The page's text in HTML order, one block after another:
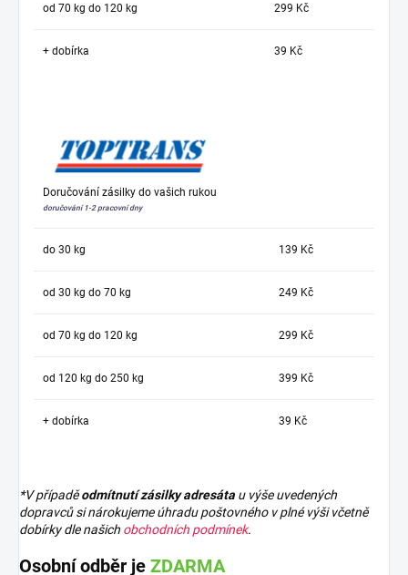
od 70 kg do 120 kg 299 Kč
+ dobírka 39 Kč
Doručování zásilky do vašich rukou
doručování 1-2 pracovní dny
do 30 kg 139 Kč
od 30 kg do 70 kg 249 Kč
od 70 kg do 120 kg 299 Kč
od 120 kg do 250 kg 399 Kč
+ dobírka 39 Kč
*V případěodmítnutí zásilky adresáta u výše uvedených
dopravců si nárokujeme úhradu poštovného v plné výši včetně
dobírky dle našich obchodních podmínek.
Osobní odběr je ZDARMA